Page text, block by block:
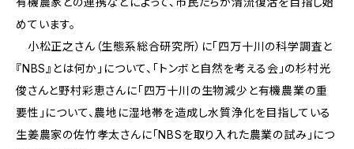
めています。
小松正之さん（生態系総合研究所）に「四万十川の科学調査と
『NBS』とは何か」について、「トンボと自然を考える会」の杉村光
俊さんと野村彩恵さんに「四万十川の生物減少と有機農業の重
要性」について、農地に湿地帯を造成し水質浄化を目指している
生姜農家の佐竹孝太さんに「NBSを取り入れた農業の試み」につ